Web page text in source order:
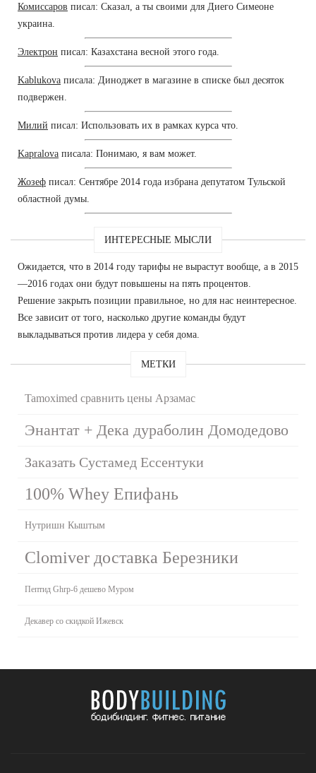
Комиссаров писал: Сказал, а ты своими для Диего Симеоне
украина.
Электрон писал: Казахстана весной этого года.
Kablukova писала: Диноджет в магазине в списке был десяток
подвержен.
Милий писал: Использовать их в рамках курса что.
Kapralova писала: Понимаю, я вам может.
Жозеф писал: Сентябре 2014 года избрана депутатом Тульской
областной думы.
ИНТЕРЕСНЫЕ МЫСЛИ
Ожидается, что в 2014 году тарифы не вырастут вообще, а в 2015
—2016 годах они будут повышены на пять процентов.
Решение закрыть позиции правильное, но для нас неинтересное.
Все зависит от того, насколько другие команды будут
выкладываться против лидера у себя дома.
МЕТКИ
Tamoximed сравнить цены Арзамас
Энантат + Дека дураболин Домодедово
Заказать Сустамед Ессентуки
100% Whey Епифань
Нутришн Кыштым
Clomiver доставка Березники
Пептид Ghrp-6 дешево Муром
Декавер со скидкой Ижевск